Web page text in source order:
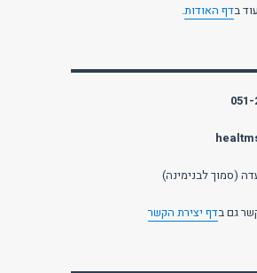
בדף האודות.
051-
(סמוך לבנימינה)
גם בדף יצירת הקשר